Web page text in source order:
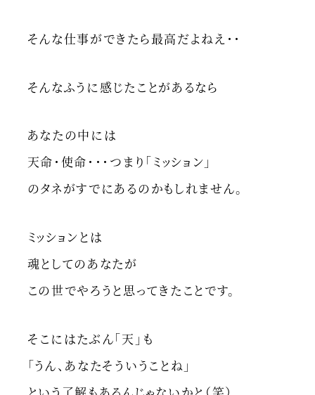
そんな仕事ができたら最高だよねえ・・
そんなふうに感じたことがあるなら
あなたの中には
天命・使命・・・つまり「ミッション」
のタネがすでにあるのかもしれません。
ミッションとは
魂としてのあなたが
この世でやろうと思ってきたことです。
そこにはたぶん「天」も
「うん、あなたそういうことね」